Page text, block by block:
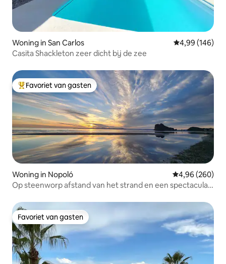
Woning in San Carlos Gemiddelde
4,99 (146)
Casita Shackleton zeer dicht bij de zee
Topfavoriet van gasten
Favoriet van gasten
Woning in Nopoló Gemiddelde
4,96 (260)
Op steenworp afstand van het strand en een spectaculair
Favoriet van gasten
Favoriet van gasten